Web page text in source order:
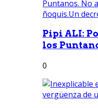
Pipi ALI:
los
0